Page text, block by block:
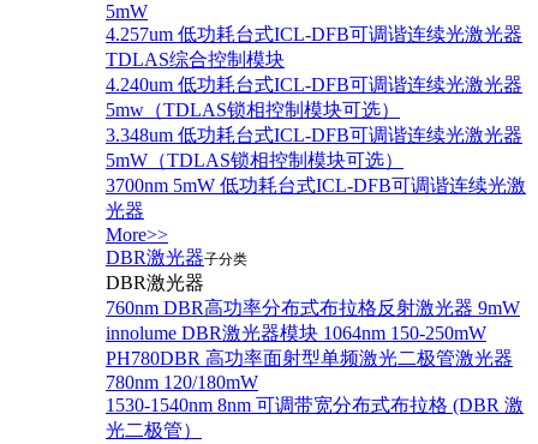
5mW
4.257um 低功耗台式ICL-DFB可调谐连续光激光器
TDLAS综合控制模块
4.240um 低功耗台式ICL-DFB可调谐连续光激光器
5mw（TDLAS锁相控制模块可选）
3.348um 低功耗台式ICL-DFB可调谐连续光激光器
5mW（TDLAS锁相控制模块可选）
3700nm 5mW 低功耗台式ICL-DFB可调谐连续光激
光器
More>>
DBR激光器子分类
DBR激光器
760nm DBR高功率分布式布拉格反射激光器 9mW
innolume DBR激光器模块 1064nm 150-250mW
PH780DBR 高功率面射型单频激光二极管激光器
780nm 120/180mW
1530-1540nm 8nm 可调带宽分布式布拉格 (DBR 激
光二极管）